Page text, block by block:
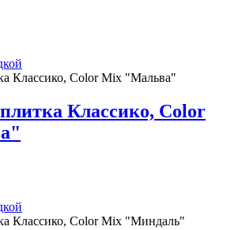
Классико, Color